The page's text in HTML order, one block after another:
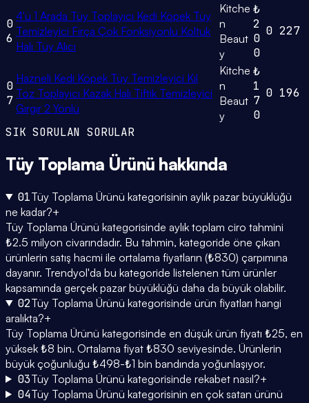
0
6
4'ü 1 Arada Tüy Toplayıcı Kedi Köpek Tüy
Temizleyici Fırça Çok Fonksiyonlu Koltuk
Halı Tüy Alıcı
Kitche
n
Beaut
y
₺
2
0
0
0 227
0
7
Hazneli Kedi Köpek Tüy Temizleyici Kıl
Toz Toplayıcı Kazak Halı Tiftik Temizleyici
Gırgır 2 Yönlü
Kitche
n
Beaut
y
₺
1
7
0
0 196
SIK SORULAN SORULAR
Tüy Toplama Ürünü hakkında
01Tüy Toplama Ürünü kategorisinin aylık pazar büyüklüğü
ne kadar?+
Tüy Toplama Ürünü kategorisinde aylık toplam ciro tahmini
₺2.5 milyon civarındadır. Bu tahmin, kategoride öne çıkan
ürünlerin satış hacmi ile ortalama fiyatların (₺830) çarpımına
dayanır. Trendyol'da bu kategoride listelenen tüm ürünler
kapsamında gerçek pazar büyüklüğü daha da büyük olabilir.
02Tüy Toplama Ürünü kategorisinde ürün fiyatları hangi
aralıkta?+
Tüy Toplama Ürünü kategorisinde en düşük ürün fiyatı ₺25, en
yüksek ₺8 bin. Ortalama fiyat ₺830 seviyesinde. Ürünlerin
büyük çoğunluğu ₺498-₺1 bin bandında yoğunlaşıyor.
03Tüy Toplama Ürünü kategorisinde rekabet nasıl?+
04Tüy Toplama Ürünü kategorisinin en çok satan ürünü